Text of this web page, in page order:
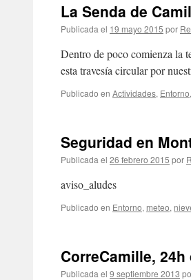
La Senda de
Publicada el 19 mayo 2015 por
Dentro de poco comienza la
esta travesía circular por
Publicado en Actividades, Entorno,
Seguridad en
Publicada el 26 febrero 2015 por
aviso_aludes
Publicado en Entorno, meteo,
CorreCamille,
Publicada el 9 septiembre 2013